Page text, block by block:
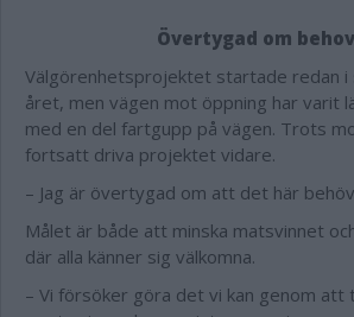
Övertygad om
Välgörenhetsprojektet startade redan
året, men vägen mot öppning har varit
med en del fartgupp på vägen. Trots
fortsatt driva projektet vidare.
– Jag är övertygad om att det här
Målet är både att minska matsvinnet
där alla känner sig välkomna.
– Vi försöker göra det vi kan genom att